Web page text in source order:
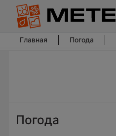
Главная Погода
Погода